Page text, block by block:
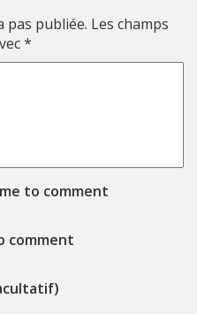
pas publiée. Les champs
*
to comment
comment